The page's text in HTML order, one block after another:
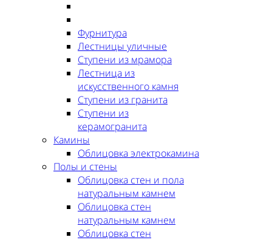
Фурнитура
Лестницы уличные
Ступени из мрамора
Лестница из
искусственного камня
Ступени из гранита
Ступени из
керамогранита
Камины
Облицовка электрокамина
Полы и стены
Облицовка стен и пола
натуральным камнем
Облицовка стен
натуральным камнем
Облицовка стен